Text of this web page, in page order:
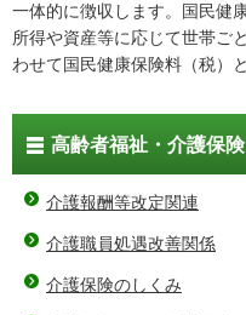
一体的に徴収します。国民健
所得や資産等に応じて世帯ご
わせて国民健康保険料（税）
高齢者福祉・介護保険
介護報酬等改定関連
介護職員処遇改善関係
介護保険のしくみ